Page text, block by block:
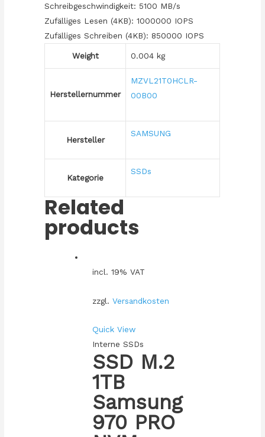
Schreibgeschwindigkeit: 5100 MB/s
Zufälliges Lesen (4KB): 1000000 IOPS
Zufälliges Schreiben (4KB): 850000 IOPS
Weight 0.004 kg
Herstellernummer
MZVL21T0HCLR-
00B00
Hersteller
SAMSUNG
Kategorie
SSDs
Related
products
incl. 19% VAT
zzgl. Versandkosten
Quick View
Interne SSDs
SSD M.2
1TB
Samsung
970 PRO